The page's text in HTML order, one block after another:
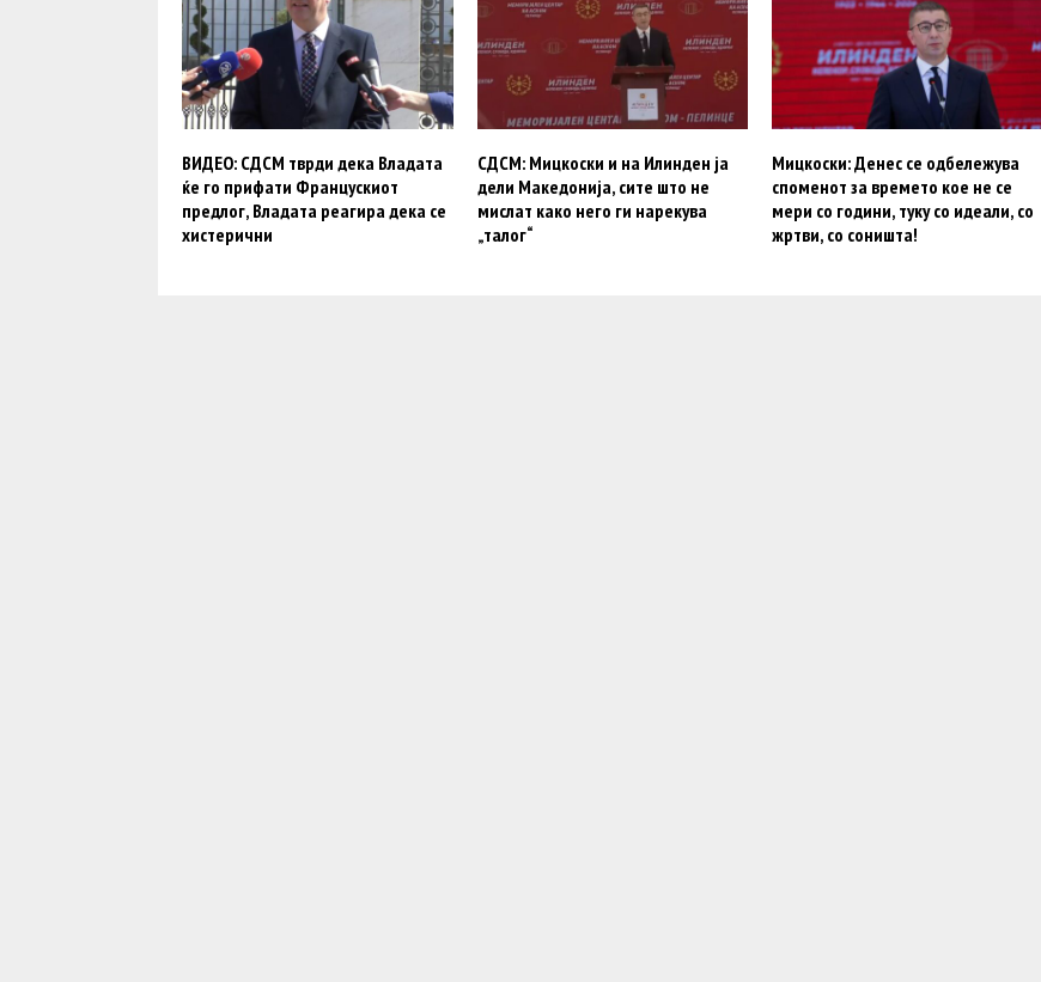
ВИДЕО: СДСМ тврди дека Владата
ќе го прифати Францускиот
предлог, Владата реагира дека се
хистерични
СДСМ: Мицкоски и на Илинден ја
дели Македонија, сите што не
мислат како него ги нарекува
„талог“
Мицкоски: Денес се одбележува
споменот за времето кое не се
мери со години, туку со идеали, со
жртви, со соништа!